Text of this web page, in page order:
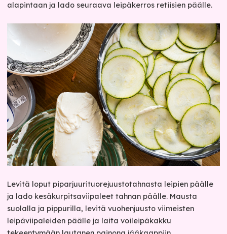
alapintaan ja lado seuraava leipäkerros retiisien päälle.
Levitä loput piparjuurituorejuustotahnasta leipien päälle
ja lado kesäkurpitsaviipaleet tahnan päälle. Mausta
suolalla ja pippurilla, levitä vuohenjuusto viimeisten
leipäviipaleiden päälle ja laita voileipäkakku